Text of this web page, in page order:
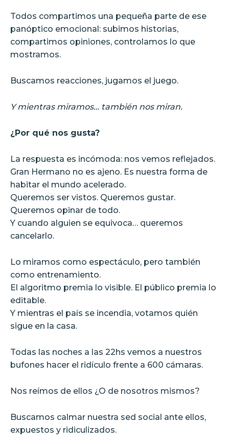
Todos compartimos una pequeña parte de ese
panóptico emocional: subimos historias,
compartimos opiniones, controlamos lo que
mostramos.
Buscamos reacciones, jugamos el juego.
Y mientras miramos… también nos miran.
¿Por qué nos gusta?
La respuesta es incómoda: nos vemos reflejados.
Gran Hermano no es ajeno. Es nuestra forma de
habitar el mundo acelerado.
Queremos ser vistos. Queremos gustar.
Queremos opinar de todo.
Y cuando alguien se equivoca… queremos
cancelarlo.
Lo miramos como espectáculo, pero también
como entrenamiento.
El algoritmo premia lo visible. El público premia lo
editable.
Y mientras el país se incendia, votamos quién
sigue en la casa.
Todas las noches a las 22hs vemos a nuestros
bufones hacer el ridículo frente a 600 cámaras.
Nos reímos de ellos ¿O de nosotros mismos?
Buscamos calmar nuestra sed social ante ellos,
expuestos y ridiculizados.